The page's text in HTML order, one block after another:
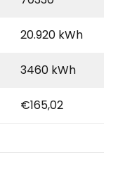
20.920 kWh
3460 kWh
€165,02